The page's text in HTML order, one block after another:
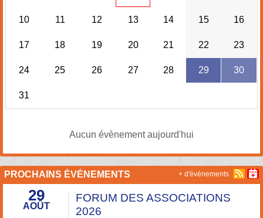
10 11 12 13 14 15 16
17 18 19 20 21 22 23
24 25 26 27 28 29 30
31
Aucun évènement aujourd'hui
PROCHAINS ÉVÉNEMENTS
29
AOÛT
FORUM DES ASSOCIATIONS
2026
+ d'évènements